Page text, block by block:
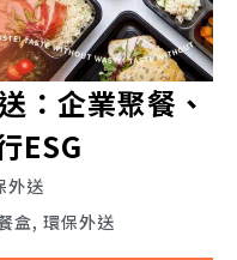
：企業聚餐、
ESG
外送
盒, 環保外送